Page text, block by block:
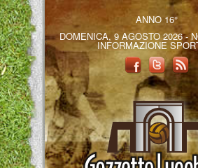
ANNO 16°
DOMENICA, 9 AGOSTO 2026 -
INFORMAZIONE